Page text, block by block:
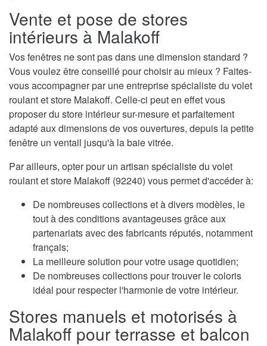
Vente et pose de stores
intérieurs à Malakoff
Vos fenêtres ne sont pas dans une dimension standard ?
Vous voulez être conseillé pour choisir au mieux ? Faites-
vous accompagner par une entreprise spécialiste du volet
roulant et store Malakoff. Celle-ci peut en effet vous
proposer du store intérieur sur-mesure et parfaitement
adapté aux dimensions de vos ouvertures, depuis la petite
fenêtre un ventail jusqu'à la baie vitrée.
Par ailleurs, opter pour un artisan spécialiste du volet
roulant et store Malakoff (92240) vous permet d'accéder à:
De nombreuses collections et à divers modèles, le
tout à des conditions avantageuses grâce aux
partenariats avec des fabricants réputés, notamment
français;
La meilleure solution pour votre usage quotidien;
De nombreuses collections pour trouver le coloris
idéal pour respecter l'harmonie de votre intérieur.
Stores manuels et motorisés à
Malakoff pour terrasse et balcon